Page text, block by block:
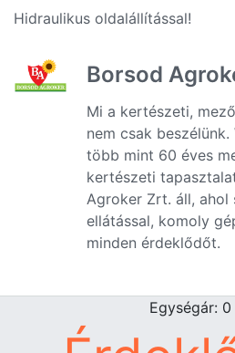
Hidraulikus oldalállítással!
Borsod
Mi a kertészeti,
nem csak
több mint 60 éves
kertészeti
Agroker Zrt. áll, ahol
ellátással, komoly
minden érdeklődőt.
Egységár: 0